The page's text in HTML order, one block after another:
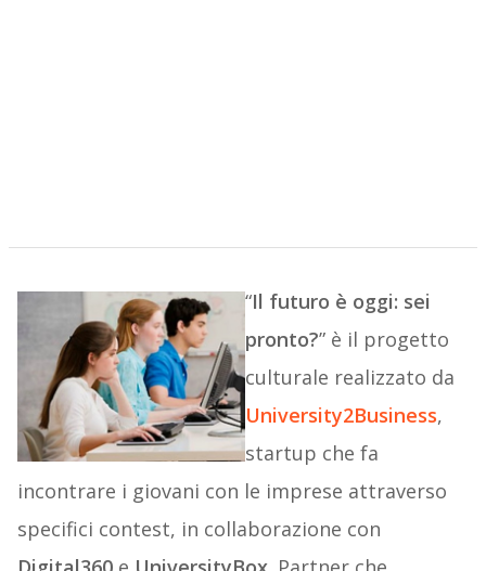
“Il futuro è oggi: sei
pronto?” è il progetto
culturale realizzato da
University2Business,
startup che fa
incontrare i giovani con le imprese attraverso
specifici contest, in collaborazione con